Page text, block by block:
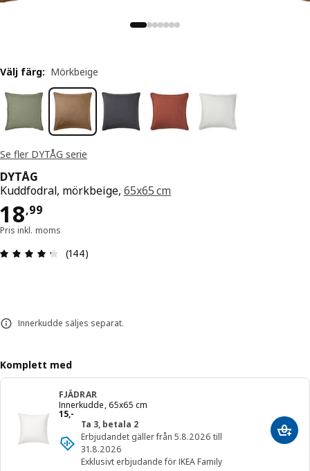
Se fler DYTÅG serie
DYTÅG
Kuddfodral, mörkbeige, 65x65 cm
18,99
Pris 18,99
Pris inkl. moms
Recension: 4.3 / 5 stjärnor. Totalt antal
(144)
Innerkudde säljes separat.
Välj färg: Mörkbeige
Komplett med
FJÄDRAR
Innerkudde, 65x65 cm
15,-
Pris 15,-
Ta 3, betala 2
Erbjudandet gäller från 5.8.2026 till
31.8.2026
Exklusivt erbjudande för IKEA Family
Lägg